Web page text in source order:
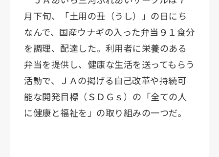
月下旬、「土用の丑（うし）」の日にち
なんで、国産ウナギの入った弁当９１食分
を調理、配達した。利用者に栄養のある
弁当を提供し、健康な生活を送ってもらう
活動で、ＪＡの掲げる自己改革や持続可
能な開発目標（ＳＤＧｓ）の「全ての人
に健康と福祉を」の取り組みの一つだ。